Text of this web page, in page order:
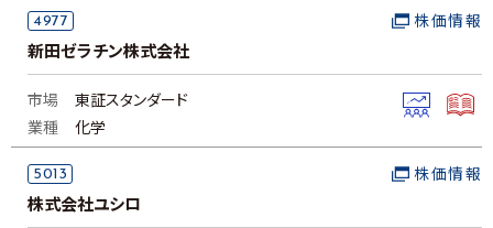
4977
新田ゼラチン株式会社
株価情報
市場
東証スタンダード
業種
化学
5013
株式会社ユシロ
株価情報